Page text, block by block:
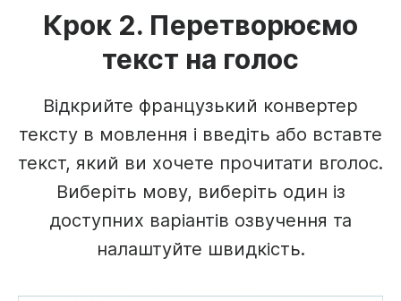
Крок 2. Перетворюємо
текст на голос
Відкрийте французький конвертер
тексту в мовлення і введіть або вставте
текст, який ви хочете прочитати вголос.
Виберіть мову, виберіть один із
доступних варіантів озвучення та
налаштуйте швидкість.